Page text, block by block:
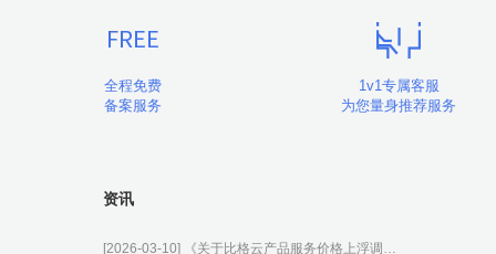
全程免费
备案服务
1v1专属客服
为您量身推荐服务
资讯
[2026-03-10] 《关于比格云产品服务价格上浮调整的公告》